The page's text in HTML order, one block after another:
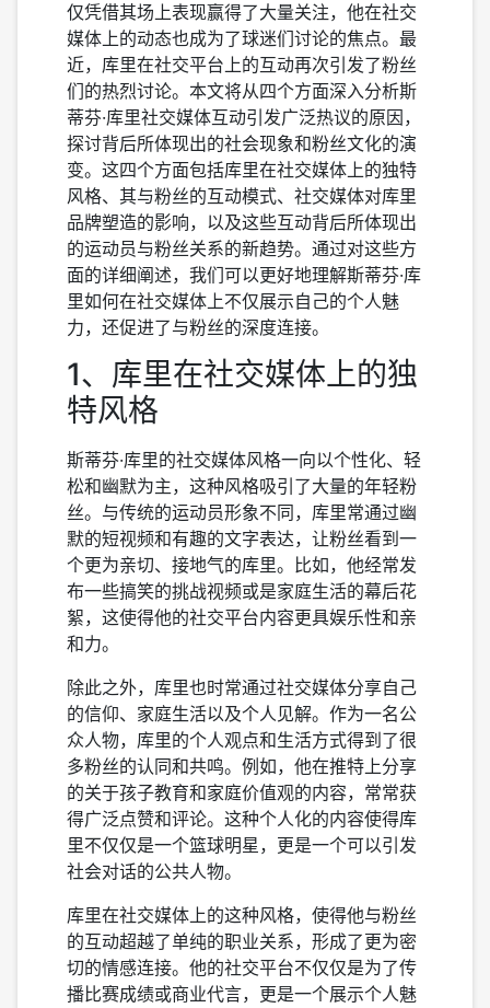
仅凭借其场上表现赢得了大量关注，他在社交
媒体上的动态也成为了球迷们讨论的焦点。最
近，库里在社交平台上的互动再次引发了粉丝
们的热烈讨论。本文将从四个方面深入分析斯
蒂芬·库里社交媒体互动引发广泛热议的原因，
探讨背后所体现出的社会现象和粉丝文化的演
变。这四个方面包括库里在社交媒体上的独特
风格、其与粉丝的互动模式、社交媒体对库里
品牌塑造的影响，以及这些互动背后所体现出
的运动员与粉丝关系的新趋势。通过对这些方
面的详细阐述，我们可以更好地理解斯蒂芬·库
里如何在社交媒体上不仅展示自己的个人魅
力，还促进了与粉丝的深度连接。
1、库里在社交媒体上的独
特风格
斯蒂芬·库里的社交媒体风格一向以个性化、轻
松和幽默为主，这种风格吸引了大量的年轻粉
丝。与传统的运动员形象不同，库里常通过幽
默的短视频和有趣的文字表达，让粉丝看到一
个更为亲切、接地气的库里。比如，他经常发
布一些搞笑的挑战视频或是家庭生活的幕后花
絮，这使得他的社交平台内容更具娱乐性和亲
和力。
除此之外，库里也时常通过社交媒体分享自己
的信仰、家庭生活以及个人见解。作为一名公
众人物，库里的个人观点和生活方式得到了很
多粉丝的认同和共鸣。例如，他在推特上分享
的关于孩子教育和家庭价值观的内容，常常获
得广泛点赞和评论。这种个人化的内容使得库
里不仅仅是一个篮球明星，更是一个可以引发
社会对话的公共人物。
库里在社交媒体上的这种风格，使得他与粉丝
的互动超越了单纯的职业关系，形成了更为密
切的情感连接。他的社交平台不仅仅是为了传
播比赛成绩或商业代言，更是一个展示个人魅